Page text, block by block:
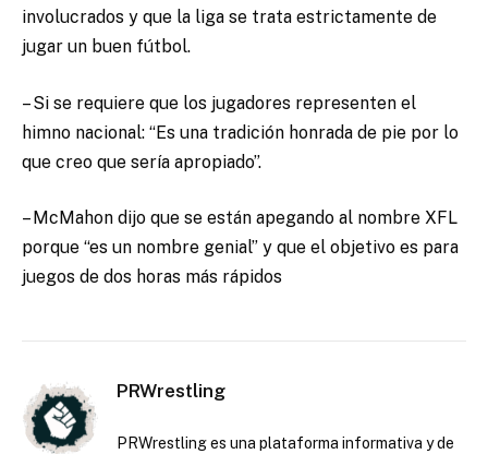
involucrados y que la liga se trata estrictamente de
jugar un buen fútbol.
– Si se requiere que los jugadores representen el
himno nacional: “Es una tradición honrada de pie por lo
que creo que sería apropiado”.
– McMahon dijo que se están apegando al nombre XFL
porque “es un nombre genial” y que el objetivo es para
juegos de dos horas más rápidos
PRWrestling
PRWrestling es una plataforma informativa y de